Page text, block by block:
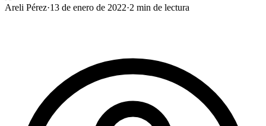
Areli Pérez·13 de enero de 2022·2 min de lectura